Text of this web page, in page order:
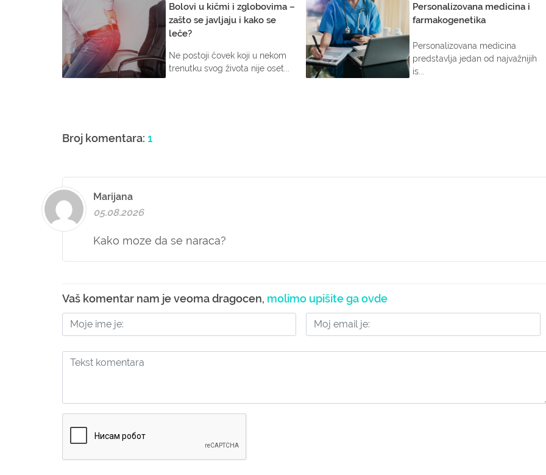
Bolovi u kičmi i zglobovima –
zašto se javljaju i kako se
leče?
Ne postoji čovek koji u nekom
trenutku svog života nije oset...
Personalizovana medicina i
farmakogenetika
Personalizovana medicina
predstavlja jedan od najvažnijih
is...
Broj komentara: 1
Marijana
05.08.2026
Kako moze da se naraca?
Vaš komentar nam je veoma dragocen, molimo upišite ga ovde